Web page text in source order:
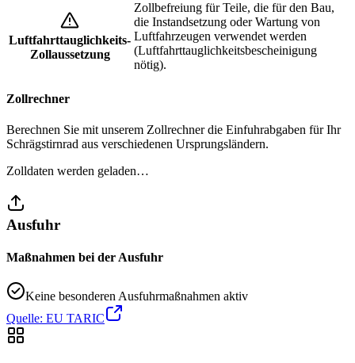
Luftfahrttauglichkeits-
Zollaussetzung
Zollbefreiung für Teile, die für den Bau,
die Instandsetzung oder Wartung von
Luftfahrzeugen verwendet werden
(Luftfahrttauglichkeitsbescheinigung
nötig).
Zollrechner
Berechnen Sie mit unserem Zollrechner die Einfuhrabgaben für Ihr
Schrägstirnrad aus verschiedenen Ursprungsländern.
Zolldaten werden geladen…
Ausfuhr
Maßnahmen bei der Ausfuhr
Keine besonderen Ausfuhrmaßnahmen aktiv
Quelle: EU TARIC